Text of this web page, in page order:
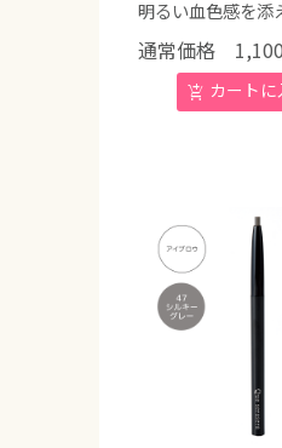
明るい血色感を添
通常価格 1,100